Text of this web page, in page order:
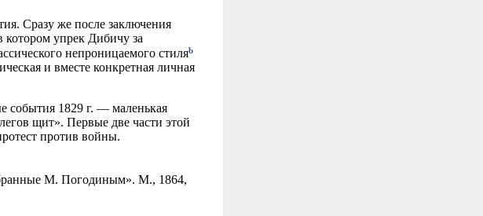
Сразу же после заключения
упрек Дибичу за
непроницаемого стиляb
и вместе конкретная личная
события 1829 г. — маленькая
щит». Первые две части этой
против войны.
М. Погодиным». М., 1864,